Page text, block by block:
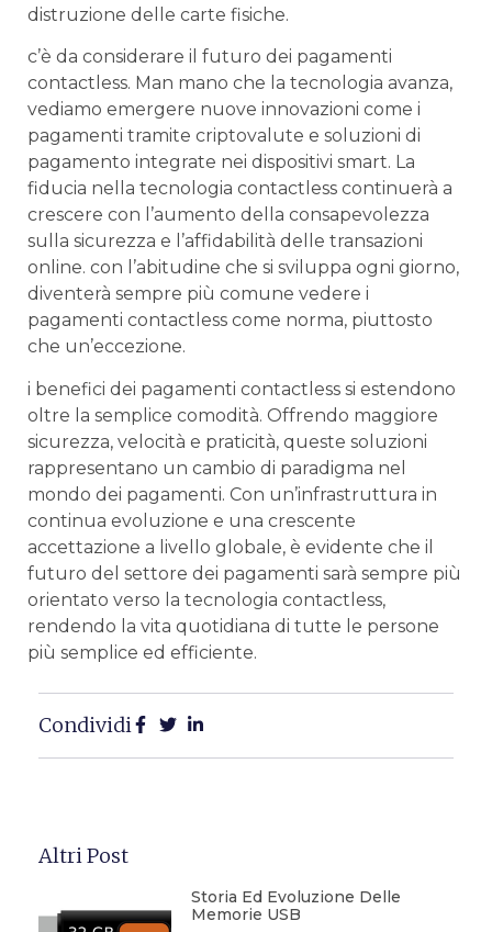
distruzione⁣ delle carte fisiche.
c’è da‌ considerare il futuro dei pagamenti‌
contactless. Man mano ⁤che la tecnologia avanza,
vediamo emergere nuove innovazioni come i⁣
pagamenti ​tramite criptovalute e soluzioni di
pagamento integrate nei ​dispositivi smart. La
fiducia nella‌ tecnologia contactless ⁤continuerà ⁢a
crescere con l’aumento della consapevolezza⁢
sulla sicurezza e l’affidabilità delle transazioni
‌online.​ con l’abitudine⁣ che si sviluppa⁢ ogni giorno,⁣
diventerà⁣ sempre più comune vedere i
pagamenti contactless come norma, piuttosto​
che un’eccezione.
i⁢ benefici dei pagamenti contactless si estendono
oltre la semplice comodità. Offrendo maggiore
sicurezza, ‍velocità e praticità, queste soluzioni
rappresentano un cambio ‌di paradigma ⁤nel
mondo dei pagamenti. Con ⁢un’infrastruttura in‌
continua evoluzione ⁤e una crescente⁣
accettazione ‌a livello globale, è evidente che il
futuro del settore ⁣dei pagamenti sarà‍ sempre⁢ più
orientato verso la tecnologia contactless,
rendendo la vita ⁢quotidiana di​ tutte le persone
più⁤ semplice ed efficiente.
Condividi
Altri Post
Storia Ed Evoluzione Delle
Memorie USB